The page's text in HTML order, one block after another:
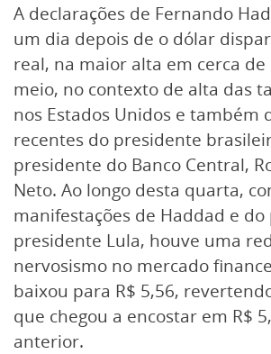
A declarações de Fernando
um dia depois de o dólar
real, na maior alta em cerca de
meio, no contexto de alta das
nos Estados Unidos e também
recentes do presidente
presidente do Banco Central,
Neto. Ao longo desta quarta,
manifestações de Haddad e
presidente Lula, houve uma
nervosismo no mercado
baixou para R$ 5,56,
que chegou a encostar em R$
anterior.